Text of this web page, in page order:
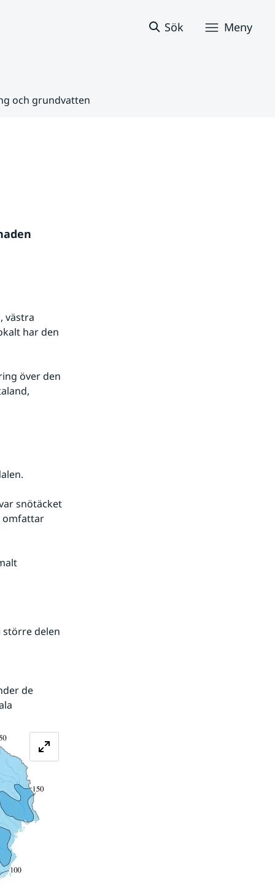
Sök Meny
och grundvatten
västra
har den
omfattar
större delen